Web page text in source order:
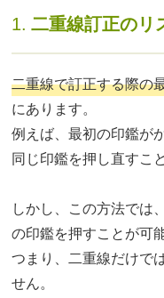
1. 二重線訂正のリ
二重線で訂正する際の
にあります。
例えば、最初の印鑑が
同じ印鑑を押し直すこ
しかし、この方法では
の印鑑を押すことが可
つまり、二重線だけで
せん。